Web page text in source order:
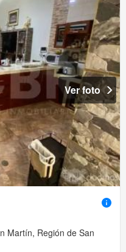
Ver foto
Martín, Región de San